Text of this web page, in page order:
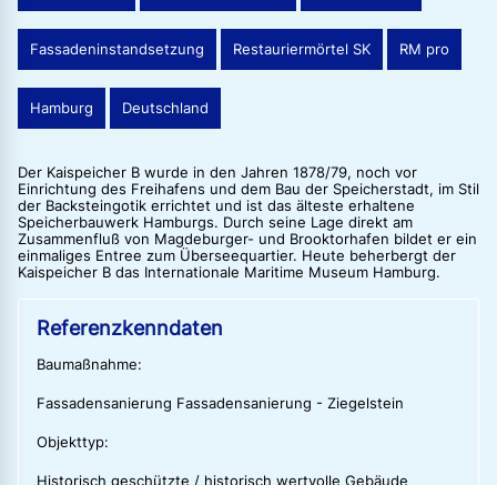
Fassadeninstandsetzung Restauriermörtel SK RM pro
Hamburg Deutschland
Der Kaispeicher B wurde in den Jahren 1878/79, noch vor
Einrichtung des Freihafens und dem Bau der Speicherstadt, im Stil
der Backsteingotik errichtet und ist das älteste erhaltene
Speicherbauwerk Hamburgs. Durch seine Lage direkt am
Zusammenfluß von Magdeburger- und Brooktorhafen bildet er ein
einmaliges Entree zum Überseequartier. Heute beherbergt der
Kaispeicher B das Internationale Maritime Museum Hamburg.
Referenzkenndaten
Baumaßnahme:
Fassadensanierung Fassadensanierung - Ziegelstein
Objekttyp:
Historisch geschützte / historisch wertvolle Gebäude